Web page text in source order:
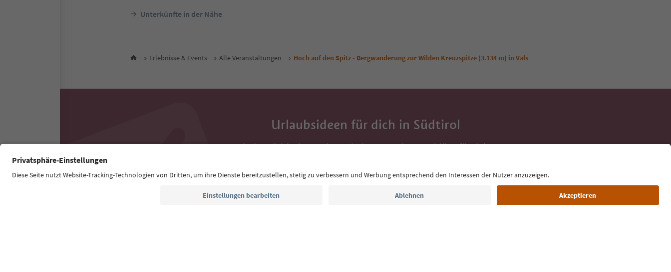
Unterkünfte in der Nähe
Erlebnisse & Events Alle Veranstaltungen Hoch auf den Spitz - Bergwanderung zur Wilden Kreuzspitze (3.134 m) in Vals
Urlaubsideen für dich in Südtirol
Mit der Südtirol-Newsletter bekommst du Vorschläge für deine
Postfach.